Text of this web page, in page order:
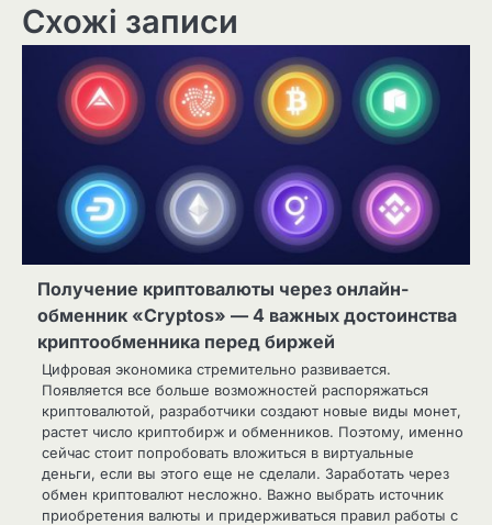
Схожі записи
Получение криптовалюты через онлайн-
обменник «Cryptos» — 4 важных достоинства
криптообменника перед биржей
Цифровая экономика стремительно развивается.
Появляется все больше возможностей распоряжаться
криптовалютой, разработчики создают новые виды монет,
растет число криптобирж и обменников. Поэтому, именно
сейчас стоит попробовать вложиться в виртуальные
деньги, если вы этого еще не сделали. Заработать через
обмен криптовалют несложно. Важно выбрать источник
приобретения валюты и придерживаться правил работы с